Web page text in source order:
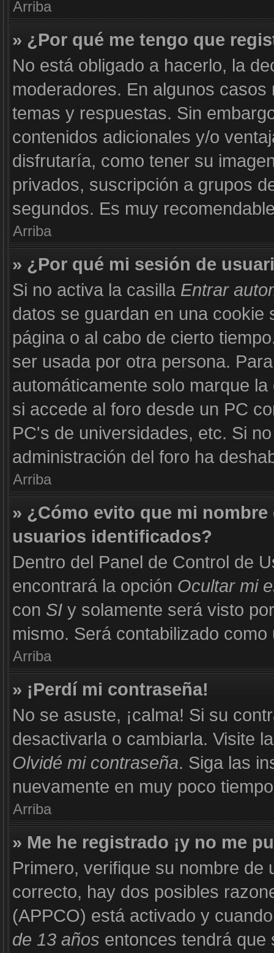
Arriba
» ¿Por qué me tengo que
No está obligado a hacerlo, la
moderadores. En algunos
temas y respuestas. Sin
contenidos adicionales y/o
disfrutaría, como tener su
privados, suscripción a grupos
segundos. Es muy
Arriba
» ¿Por qué mi sesión de
Si no activa la casilla Entrar
datos se guardan en una cookie
página o al cabo de cierto
ser usada por otra persona.
automáticamente solo marque
si accede al foro desde un PC
PC's de universidades, etc. Si
administración del foro ha
Arriba
» ¿Cómo evito que mi
usuarios identificados?
Dentro del Panel de Control de
encontrará la opción Ocultar mi
con SI y solamente será visto
mismo. Será contabilizado
Arriba
» ¡Perdí mi contraseña!
No se asuste, ¡calma! Si su
desactivarla o cambiarla. Visite
Olvidé mi contraseña. Siga las
nuevamente en muy poco
Arriba
» Me he registrado ¡y no me
Primero, verifique su nombre
correcto, hay dos posibles
(APPCO) está activado y
de 13 años entonces tendrá que